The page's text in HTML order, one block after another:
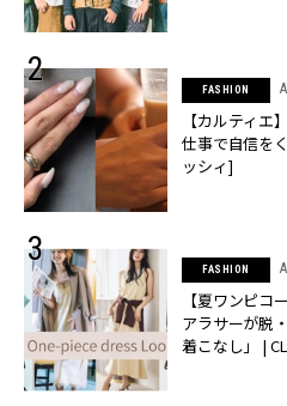
FASHION
【カルティエ
仕事で自信を
ッシィ]
FASHION
【夏ワンピコ
アラサーが脱
着こなし」 |